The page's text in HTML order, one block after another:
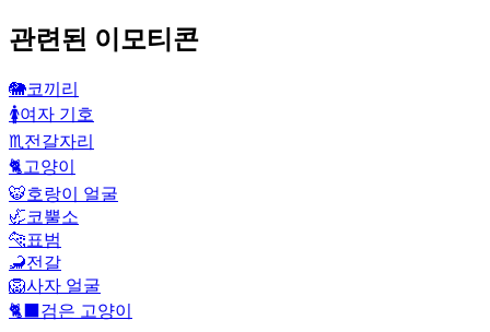
관련된 이모티콘
🐘코끼리
🚺여자 기호
♏ 전갈자리
🐈고양이
🐯호랑이 얼굴
🦏코뿔소
🐆표범
🦂전갈
🦁사자 얼굴
🐈‍⬛ 검은 고양이